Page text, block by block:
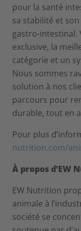
pour la santé
sa stabilité et
gastro-
exclusive, la
catégorie et un
Nous sommes
solution à nos
parcours pour
durable, tout en
Pour plus
nutrition.com/
À propos d’EW
EW Nutrition
animale à
société se